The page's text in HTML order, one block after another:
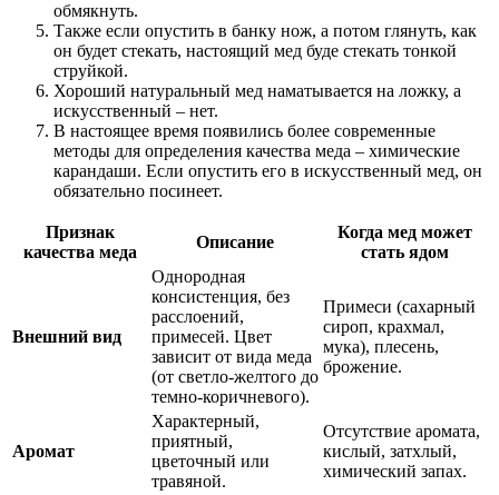
обмякнуть.
Также если опустить в банку нож, а потом глянуть, как
он будет стекать, настоящий мед буде стекать тонкой
струйкой.
Хороший натуральный мед наматывается на ложку, а
искусственный – нет.
В настоящее время появились более современные
методы для определения качества меда – химические
карандаши. Если опустить его в искусственный мед, он
обязательно посинеет.
Признак
качества меда
Описание
Когда мед может
стать ядом
Внешний вид
Однородная
консистенция, без
расслоений,
примесей. Цвет
зависит от вида меда
(от светло-желтого до
темно-коричневого).
Примеси (сахарный
сироп, крахмал,
мука), плесень,
брожение.
Аромат
Характерный,
приятный,
цветочный или
травяной.
Отсутствие аромата,
кислый, затхлый,
химический запах.